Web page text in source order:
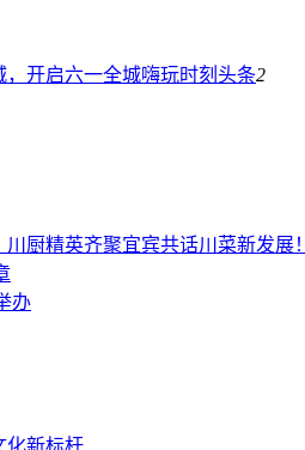
开启六一全城嗨玩时刻 头条2
厨精英齐聚宜宾共话川菜新发展！
办